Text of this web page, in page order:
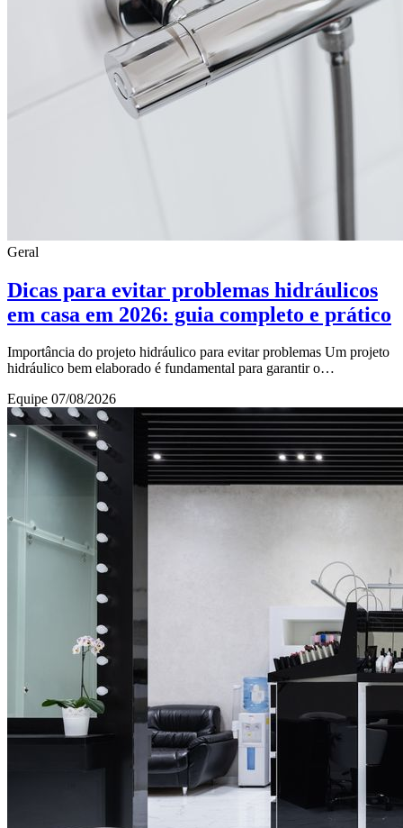
Geral
Dicas para evitar problemas hidráulicos
em casa em 2026: guia completo e prático
Importância do projeto hidráulico para evitar problemas Um projeto
hidráulico bem elaborado é fundamental para garantir o
Equipe 07/08/2026